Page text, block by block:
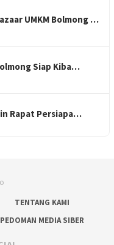
UMKM Bolmong …
Siap Kiba…
Rapat Persiapa…
TENTANG KAMI
PEDOMAN MEDIA SIBER